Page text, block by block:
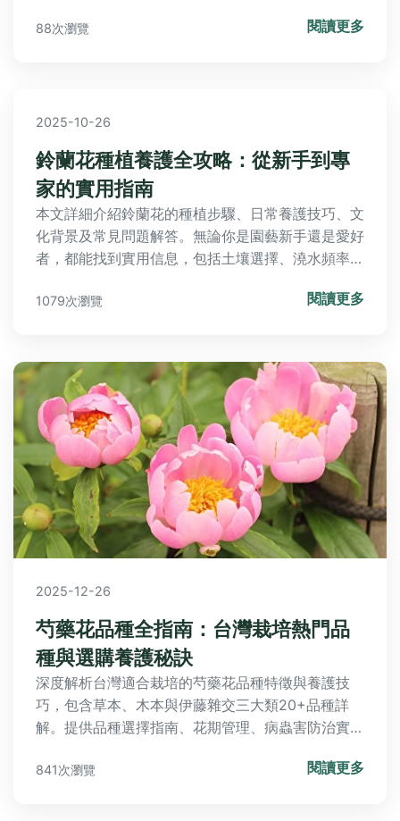
88次瀏覽 閱讀更多
2025-10-26
鈴蘭花種植養護全攻略：從新手到專
家的實用指南
本文詳細介紹鈴蘭花的種植步驟、日常養護技巧、文
化背景及常見問題解答。無論你是園藝新手還是愛好
者，都能找到實用信息，包括土壤選擇、澆水頻率、
成功栽培這種美麗花卉。內容包含個人經驗分享、實
1079次瀏覽 閱讀更多
2025-12-26
芍藥花品種全指南：台灣栽培熱門品
種與選購養護秘訣
深度解析台灣適合栽培的芍藥花品種特徵與養護技
巧，包含草本、木本與伊藤雜交三大類20+品種詳
解。提供品種選擇指南、花期管理、病蟲害防治實戰
栽，都能找到適合的芍藥品種。
841次瀏覽 閱讀更多